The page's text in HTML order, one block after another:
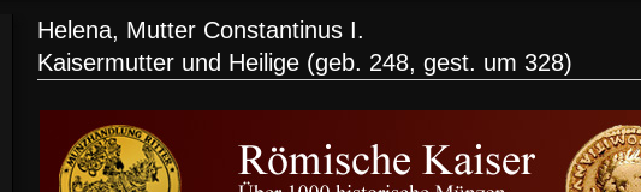
Helena, Mutter Constantinus I.
Kaisermutter und Heilige (geb. 248, gest. um 328)